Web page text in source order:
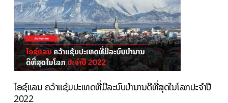
ໄອຊ໌ແລນ ຄວ້າແຊ້ມປະເທດທີ່ມີລະບົບບຳນານດີທີ່ສຸດໃນໂລກປະຈໍາປີ
2022